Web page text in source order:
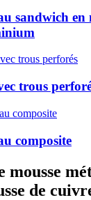
sandwich en
trous
composite
de